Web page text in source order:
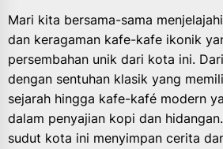
Mari kita bersama-sama
dan keragaman kafe-kafe ikonik
persembahan unik dari kota ini.
dengan sentuhan klasik yang
sejarah hingga kafe-kafé modern
dalam penyajian kopi dan
sudut kota ini menyimpan cerita